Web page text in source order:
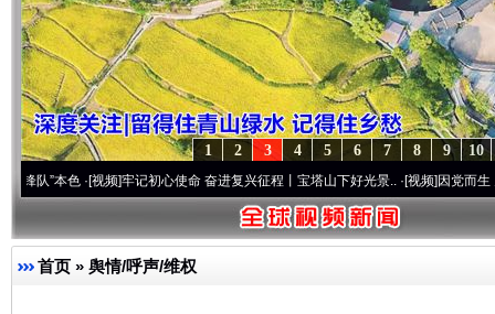
10
9
8
7
6
5
4
3
2
1
·[视频]牢记初心使命 奋进复兴征程丨宝塔山下好光景..·[视频]因党而生 为党而战
首页 » 舆情/呼声/维权